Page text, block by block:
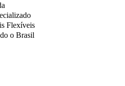
Flexíveis
o Brasil